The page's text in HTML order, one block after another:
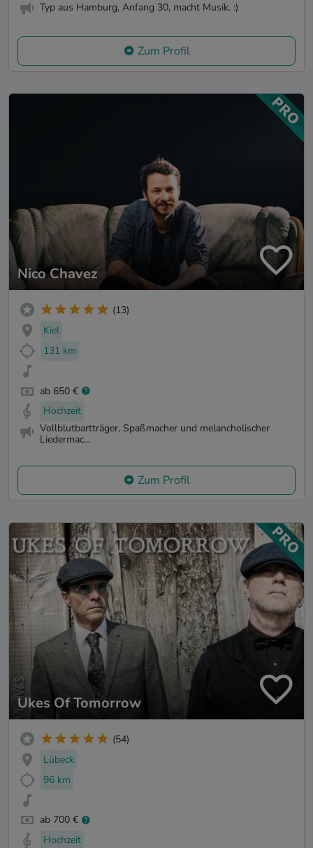
Typ aus Hamburg, Anfang 30, macht Musik. :)
Zum Profil
Nico Chavez
(13)
Kiel
131 km
ab 650 €
Hochzeit
Vollblutbartträger, Spaßmacher und melancholischer
Liedermac...
Zum Profil
Ukes Of Tomorrow
(54)
Lübeck
96 km
ab 700 €
Hochzeit